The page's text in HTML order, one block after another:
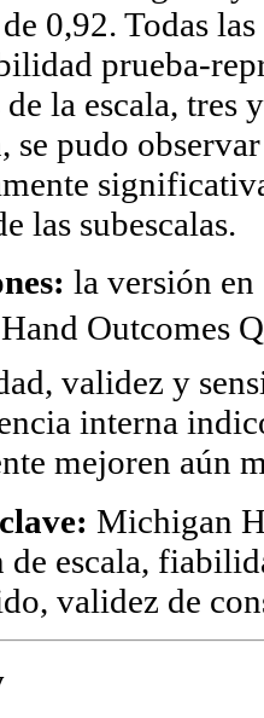
0,92. Todas
prueba-
la escala, tres
se pudo
las subescalas.
la versión
Outcomes
validez y
interna
mejoren aún
Michigan
escala,
validez de